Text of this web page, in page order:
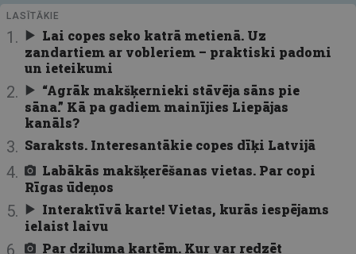
LASĪTĀKIE
Lai copes seko katrā metienā. Uz
zandartiem ar vobleriem – praktiski padomi
un ieteikumi
“Agrāk makšķernieki stāvēja sāns pie
sāna.” Kā pa gadiem mainījies Liepājas
kanāls?
Saraksts. Interesantākie copes dīķi Latvijā
Labākās makšķerēšanas vietas. Par copi
Rīgas ūdeņos
Interaktīvā karte! Vietas, kurās iespējams
ielaist laivu
Par dziļuma kartēm. Kur var redzēt